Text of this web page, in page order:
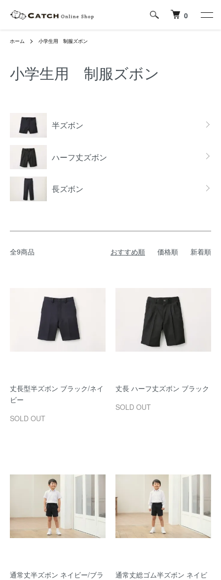
0
ホーム 小学生用 制服ズボン
小学生用 制服ズボン
半ズボン
ハーフ丈ズボン
長ズボン
全9商品 おすすめ順 価格順 新着順
丈長型半ズボン ブラック/ネイ
ビー
SOLD OUT
丈長 ハーフ丈ズボン ブラック
SOLD OUT
通常丈半ズボン ネイビー/ブラ
通常丈総ゴム半ズボン ネイビ